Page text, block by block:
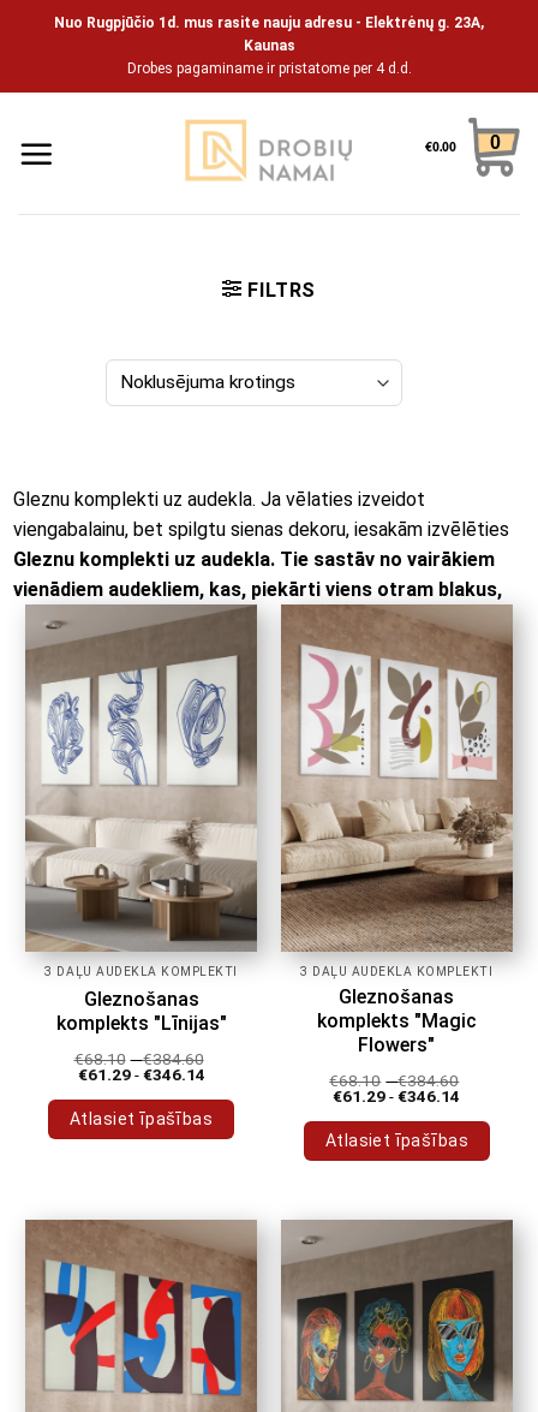
Nuo Rugpjūčio 1d. mus rasite nauju adresu - Elektrėnų g. 23A,
Kaunas
Drobes pagaminame ir pristatome per 4 d.d.
€0.00 0
FILTRS
Gleznu komplekti uz audekla. Ja vēlaties izveidot
viengabalainu, bet spilgtu sienas dekoru, iesakām izvēlēties
Gleznu komplekti uz audekla. Tie sastāv no vairākiem
vienādiem audekliem, kas, piekārti viens otram blakus,
rada spēcīgu, hipnotizējošu efektu.
Šī izvēle ir īpaši
populāra lielākās telpās, piemēram, viesistabās, kur
nepieciešams harmonisks akcents.
3 DAĻU AUDEKLA KOMPLEKTI
Gleznošanas
komplekts "Līnijas"
€68.10 -€384.60
€61.29-€346.14
Atlasiet īpašības
vairāki
varianti.
Variantus
var
izvēlēties
produkta
lapā
3 DAĻU AUDEKLA KOMPLEKTI
Gleznošanas
komplekts "Magic
Flowers"
€68.10 -€384.60
€61.29-€346.14
Atlasiet īpašības
ir
vairāki
varianti.
Variantus
var
izvēlēties
produkta
lapā